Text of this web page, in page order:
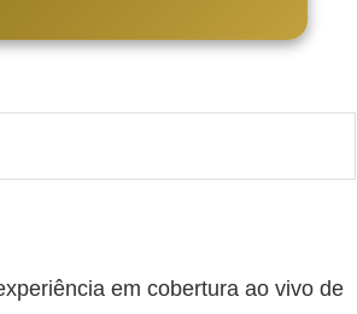
em cobertura ao vivo de